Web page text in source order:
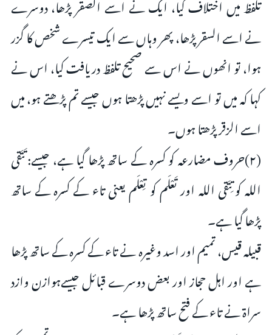
نے اسے السقر پڑھا، پھر وہاں سے ایک تیسرے شخص کا گزر
ہوا، تو انھوں نے اس سے صحیح تلفظ دریافت کیا، اس نے
کہا کہ میں تو اسے ویسے نہیں پڑھتا ہوں جیسے تم پڑھتے ہو، میں
اسے الزقر پڑھتا ہوں۔
(۲)حروف مضارعہ کو کسرہ کے ساتھ پڑھا گیا ہے، جیسے: تَتَقی
اللہ کو تِتَقی اللہ اور تَعْلَم کو تِعْلَم یعنی تاء کے کسرہ کے ساتھ
پڑھا گیا ہے۔
قبیلہ قیس، تمیم اور اسد وغیرہ نے تاء کے کسرہ کے ساتھ پڑھا
ہے اور اہل حجاز اور بعض دوسرے قبائل جیسےہوازن وازد
سراۃ نے تاء کے فتح ساتھ پڑھا ہے۔